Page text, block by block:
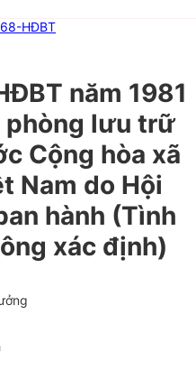
HĐBT
năm 1981
phòng lưu trữ
Cộng hòa xã
Nam do Hội
hành (Tình
xác định)